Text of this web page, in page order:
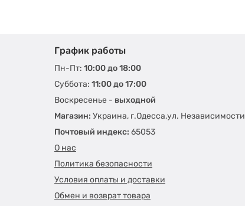
График работы
Пн-Пт: 10:00 до 18:00
Суббота: 11:00 до 17:00
Воскресенье - выходной
Магазин: Украина, г.Одесса,ул.
Почтовый индекс: 65053
О нас
Политика безопасности
Условия оплаты и доставки
Обмен и возврат товара